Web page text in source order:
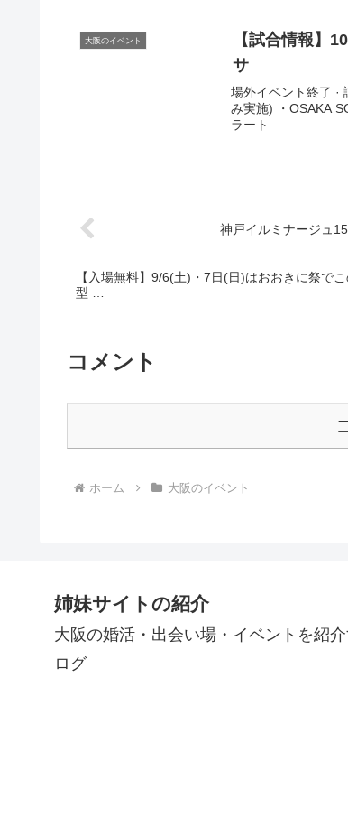
大阪のイベント 【試合情報】
サ
場外イベント終了 ·
み実施) ・OSAKA
ラート
神戸イルミナージュ
【入場無料】9/6(土)・7日(日)はおおきに祭で
型 …
コメント
ホーム 大阪のイベント
姉妹サイトの紹介
大阪の婚活・出会い場・イベントを紹
ログ